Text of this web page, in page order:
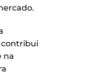
contribui
na